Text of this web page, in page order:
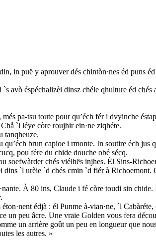
in puë y aprouver dés chintòn·nes éd puns
avò éspéchalizèi dinsz chéle qhulture éd chés
pa-tsu toute pour qu’éch fér i dvyinche
`l léye còre roujhir ein·ne ziqhéte.
tanqheuze.
brun capioe i rmonte. In soutire éch jus
pou fére du chide douche obé sécq.
soefwàrder chés viélhës injhes. Él Sins-
`l urèie `d chés cmin `d fiér à Richoemont.
À 80 ins, Claude i fé còre toudi sin chide.
édjà : él Punme à-vian·ne, `l
un peu âcre. Une vraie Golden vous fera
un arrière goût un peu en longueur que
les autres. »